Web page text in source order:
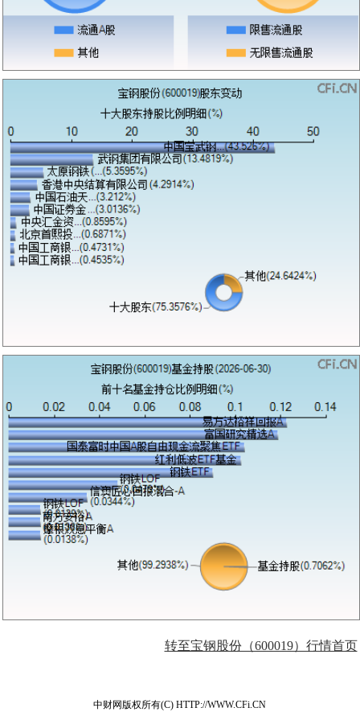
转至宝钢股份（600019）行情首页
中财网版权所有(C) HTTP://WWW.CFi.CN